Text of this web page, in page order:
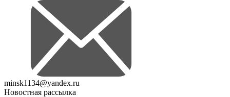
minsk1134@yandex.ru
Новостная рассылка